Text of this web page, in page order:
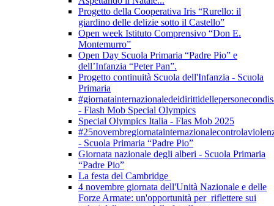
Progetto della Cooperativa Iris “Rurello: il
giardino delle delizie sotto il Castello”
Open week Istituto Comprensivo “Don E.
Montemurro”
Open Day Scuola Primaria “Padre Pio” e
dell’Infanzia “Peter Pan”.
Progetto continuità Scuola dell'Infanzia - Scuola
Primaria
- Flash Mob Special Olympics
Special Olympics Italia - Flas Mob 2025
- Scuola Primaria “Padre Pio”
Giornata nazionale degli alberi - Scuola Primaria
“Padre Pio”
La festa del Cambridge
4 novembre giornata dell'Unità Nazionale e delle
Forze Armate: un'opportunità per riflettere sui